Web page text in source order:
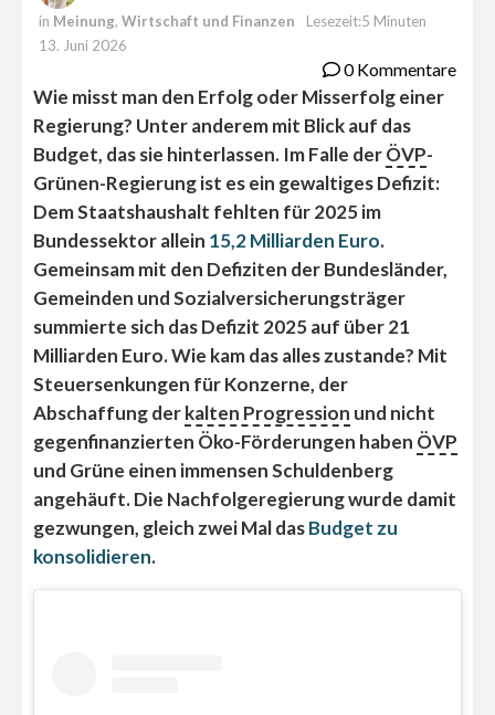
in Meinung, Wirtschaft und Finanzen
Lesezeit:5 Minuten
13. Juni 2026
0 Kommentare
Wie misst man den Erfolg oder Misserfolg einer
Regierung? Unter anderem mit Blick auf das
Budget, das sie hinterlassen. Im Falle derÖVP-
Grünen-Regierung ist es ein gewaltiges Defizit:
Dem Staatshaushalt fehlten für 2025 im
Bundessektor allein 15,2 Milliarden Euro.
Gemeinsam mit den Defiziten der Bundesländer,
Gemeinden und Sozialversicherungsträger
summierte sich das Defizit 2025 auf über 21
Milliarden Euro. Wie kam das alles zustande? Mit
Steuersenkungen für Konzerne, der
Abschaffung derkalten Progression und nicht
gegenfinanzierten Öko-Förderungen haben ÖVP
und Grüne einen immensen Schuldenberg
angehäuft. Die Nachfolgeregierung wurde damit
gezwungen, gleich zwei Mal dasBudget zu
konsolidieren.